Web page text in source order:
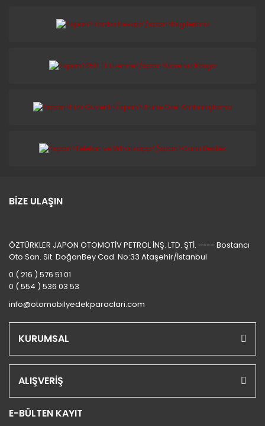
BİZE ULAŞIN
ÖZTÜRKLER JAPON OTOMOTİV PETROL İNŞ. LTD. ŞTİ. ---- Bostancı
Oto San. Sit. DoğanBey Cad. No:33 Ataşehir/İstanbul
0 ( 216 ) 576 51 01
0 ( 554 ) 536 03 53
info@otomobilyedekparaclari.com
KURUMSAL
ALIŞVERİŞ
E-BÜLTEN KAYIT